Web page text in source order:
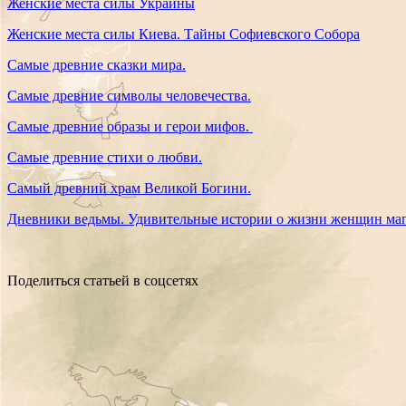
Женские места силы Киева. Тайны Софиевского Собора
Самые древние сказки мира.
Самые древние символы человечества.
Самые древние образы и герои мифов.
Самые древние стихи о любви.
Самый древний храм Великой Богини.
Дневники ведьмы. Удивительные истории о жизни женщин
Поделиться статьей в соцсетях